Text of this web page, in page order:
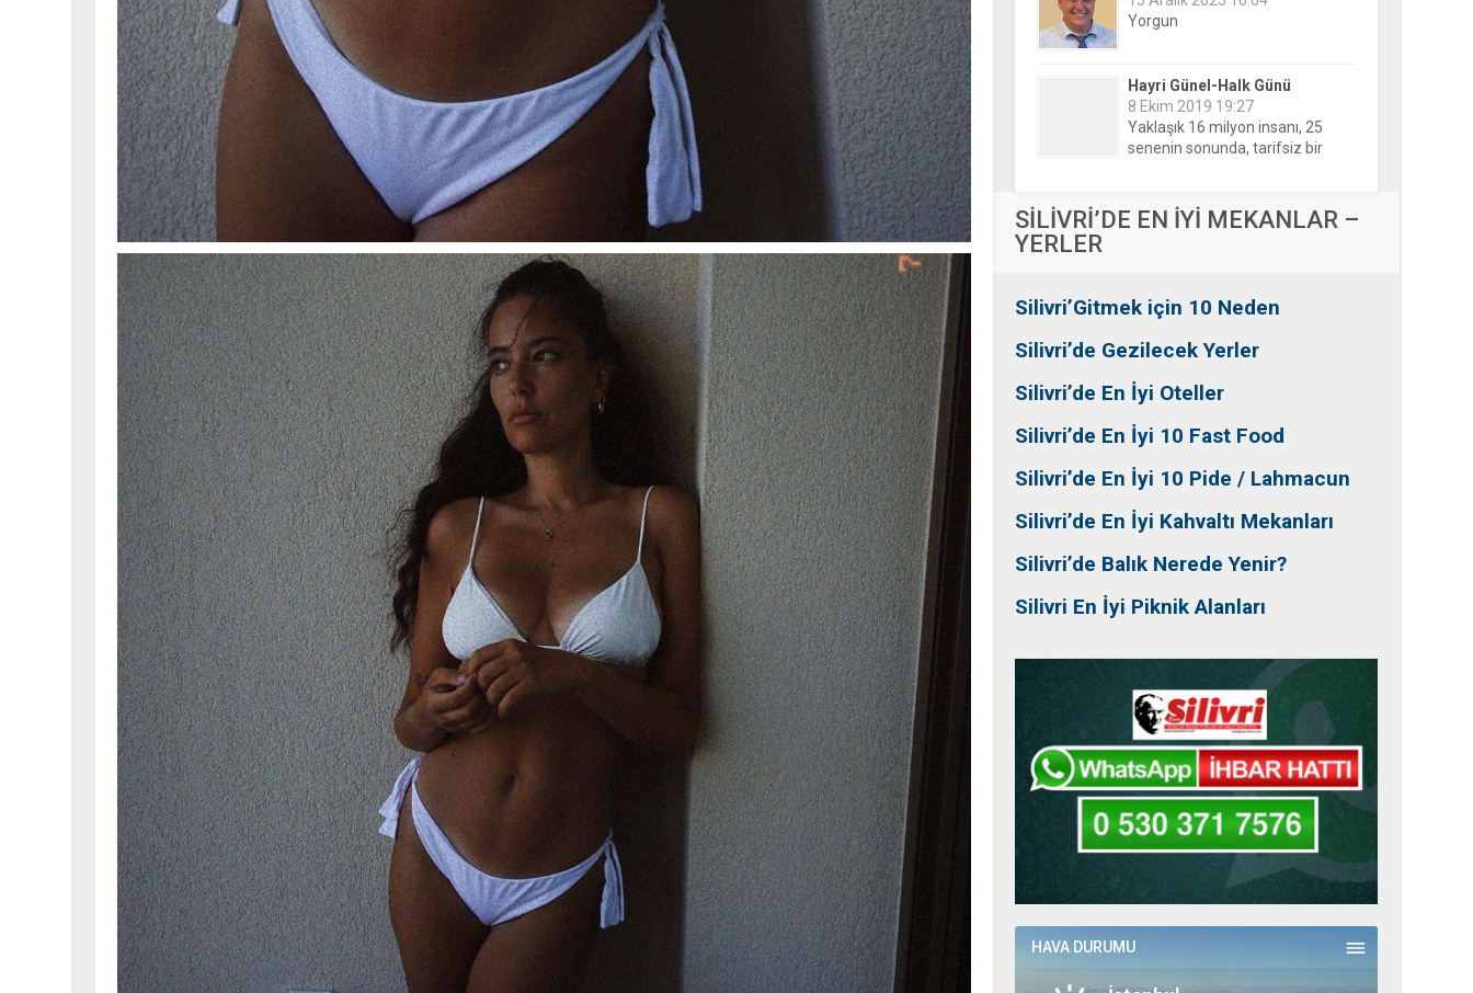
8 Ekim 2019 19:27
Yaklaşık 16 milyon insanı, 25
Nesrin Özalp-Ayna
24 Haziran 2026 00:04
Festivaller Yapılmazsa Kim
Kaybeder? Üreticiden Esnafa,
Tansu Bayrakdar-Biz diyoruz
ki
Ersin Özalp-Gerçekler
Silivri’de Uluslararası Halk
Yapılıyor?
SİLİVRİ’DE EN İYİ MEKANLAR –
YERLER
Silivri’Gitmek için 10 Neden
Silivri’de Gezilecek Yerler
Silivri’de En İyi Oteller
Silivri’de En İyi 10 Fast Food
Silivri’de En İyi 10 Pide / Lahmacun
Silivri’de En İyi Kahvaltı Mekanları
Silivri’de Balık Nerede Yenir?
Silivri En İyi Piknik Alanları
HAVA DURUMU